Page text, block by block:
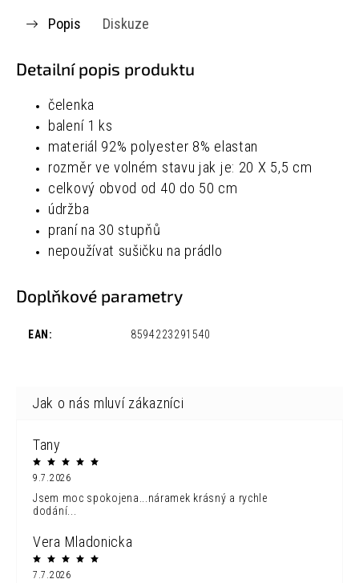
Popis Diskuze
Detailní popis produktu
čelenka
balení 1 ks
materiál 92% polyester 8% elastan
rozměr ve volném stavu jak je: 20 X 5,5 cm
celkový obvod od 40 do 50 cm
údržba
praní na 30 stupňů
nepoužívat sušičku na prádlo
Doplňkové parametry
EAN : 8594223291540
Tany
9.7.2026
Jsem moc spokojena...náramek krásný a rychle
dodání...
Vera Mladonicka
7.7.2026